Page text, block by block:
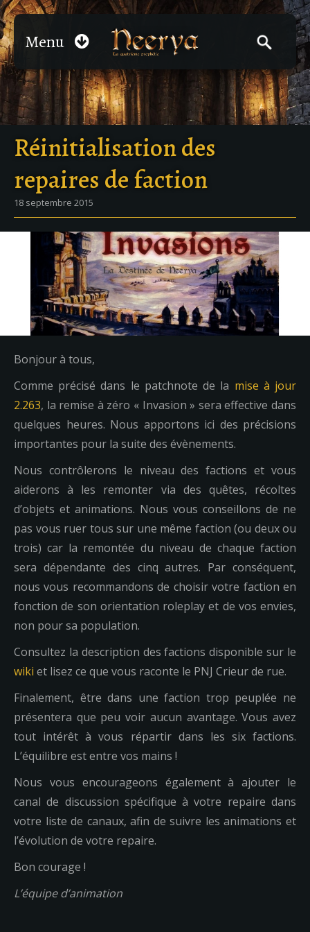
Menu
Réinitialisation des
repaires de faction
18 septembre 2015
Bonjour à tous,
Comme précisé dans le patchnote de la mise à jour
2.263, la remise à zéro « Invasion » sera effective dans
quelques heures. Nous apportons ici des précisions
importantes pour la suite des évènements.
Nous contrôlerons le niveau des factions et vous
aiderons à les remonter via des quêtes, récoltes
d’objets et animations. Nous vous conseillons de ne
pas vous ruer tous sur une même faction (ou deux ou
trois) car la remontée du niveau de chaque faction
sera dépendante des cinq autres. Par conséquent,
nous vous recommandons de choisir votre faction en
fonction de son orientation roleplay et de vos envies,
non pour sa population.
Consultez la description des factions disponible sur le
wiki et lisez ce que vous raconte le PNJ Crieur de rue.
Finalement, être dans une faction trop peuplée ne
présentera que peu voir aucun avantage. Vous avez
tout intérêt à vous répartir dans les six factions.
L’équilibre est entre vos mains !
Nous vous encourageons également à ajouter le
canal de discussion spécifique à votre repaire dans
votre liste de canaux, afin de suivre les animations et
l’évolution de votre repaire.
Bon courage !
L’équipe d’animation